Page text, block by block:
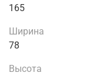
165
Ширина
78
Высота